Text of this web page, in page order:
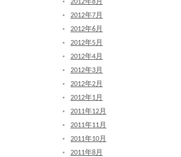
2012年8月
2012年7月
2012年6月
2012年5月
2012年4月
2012年3月
2012年2月
2012年1月
2011年12月
2011年11月
2011年10月
2011年8月